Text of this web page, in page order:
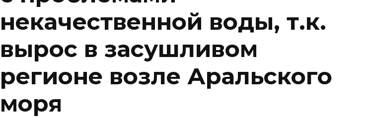
некачественной воды, т.к.
вырос в засушливом
регионе возле Аральского
моря